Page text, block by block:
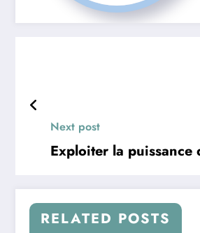
Next post
Exploiter la puissance
RELATED POSTS